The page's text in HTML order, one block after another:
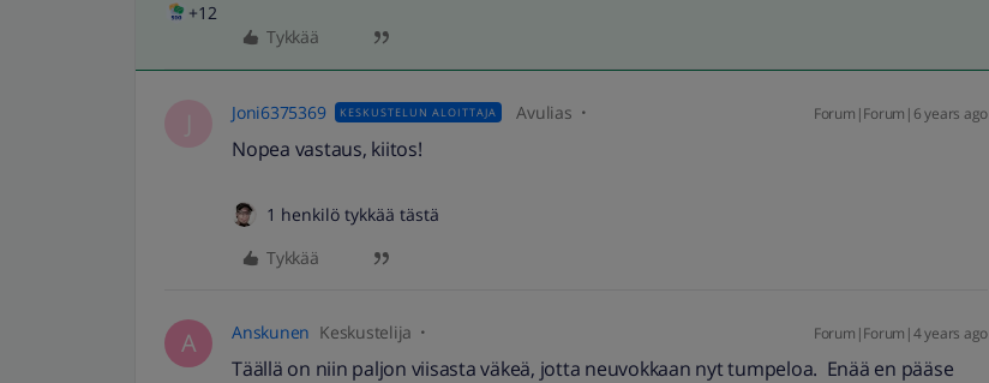
+12
Tykkää
J Joni6375369 KESKUSTELUN ALOITTAJA Avulias Forum|Forum|6 years ago
Nopea vastaus, kiitos!
1 henkilö tykkää tästä
Tykkää
A Anskunen Keskustelija Forum|Forum|4 years ago
Täällä on niin paljon viisasta väkeä, jotta neuvokkaan nyt tumpeloa. Enää en pääse